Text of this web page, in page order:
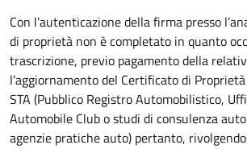
Con l’autenticazione della firma presso
di proprietà non è completato in quanto
trascrizione, previo pagamento della
l’aggiornamento del Certificato di
STA (Pubblico Registro Automobilistico,
Automobile Club o studi di consulenza
agenzie pratiche auto) pertanto,